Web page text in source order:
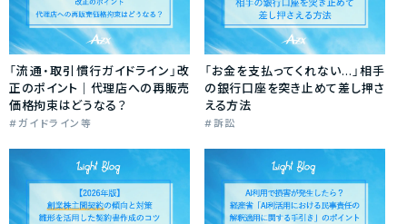
「流通・取引慣行ガイドライン」改
正のポイント｜代理店への再販売
価格拘束はどうなる？
ガイドライン等
「お金を支払ってくれない…」相手
の銀行口座を突き止めて差し押さ
える方法
訴訟